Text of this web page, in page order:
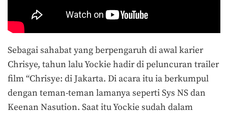
Sebagai sahabat yang berpengaruh di awal karier
Chrisye, tahun lalu Yockie hadir di peluncuran trailer
film “Chrisye: di Jakarta. Di acara itu ia berkumpul
dengan teman-teman lamanya seperti Sys NS dan
Keenan Nasution. Saat itu Yockie sudah dalam